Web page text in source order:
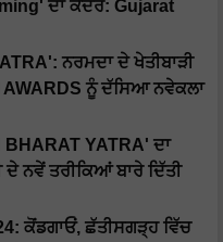
ਦਾ ਕੇਂਦਰ: Gujarat
ਨਰਮਦਾ ਦੇ ਖੇਤੀਬਾੜੀ
AWARDS ਨੂੰ ਦੱਸਿਆ ਨਵੇਕਲਾ
BHARAT YATRA' ਦਾ
ਦੇ ਨਵੇਂ ਤਰੀਕਿਆਂ ਬਾਰੇ ਦਿੱਤੀ
ਕੋਂਡਗਾਓਂ, ਛੱਤੀਸਗੜ੍ਹ ਵਿੱਚ